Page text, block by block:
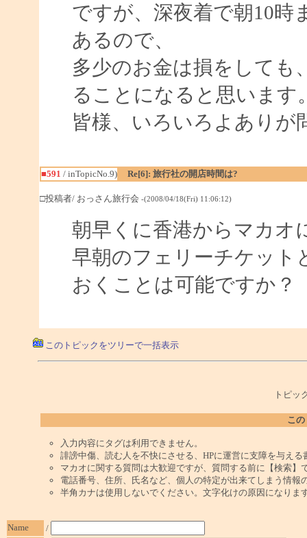
ですが、深夜着で朝10時
あるので、
多少のお金は損をしても
ることになると思います
皆様、いろいろよありが
■591 / inTopicNo.9) Re[6]: 旅行社の開店時間は?
□投稿者/ おっさん旅行会 -(2008/04/18(Fri) 11:06:12)
朝早くに香港からマカオ
早朝のフェリーチケット
おくことは可能ですか？
このトピックをツリーで一括表示
トピッ
こ
入力内容にタグは利用できません。
誹謗中傷、読む人を不快にさせる、HPに運営に支障を与え
マカオに関する質問は大歓迎ですが、質問する前に【検索】
電話番号、住所、氏名など、個人の特定が出来てしまう情報
半角カナは使用しないでください。文字化けの原因になりま
Name
/